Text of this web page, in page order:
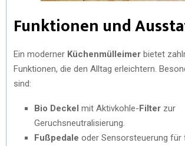
Funktionen und
Ein moderner Küchenmülleimer bietet
Funktionen, die den Alltag erleichtern.
sind:
Bio Deckel mit Aktivkohle-Filter zur
Geruchsneutralisierung.
Fußpedale oder Sensorsteuerung für